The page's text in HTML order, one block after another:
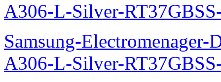
A306-L-Silver-
Samsung-
A306-L-Silver-